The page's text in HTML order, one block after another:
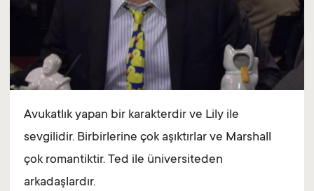
Avukatlık yapan bir karakterdir ve Lily ile
sevgilidir. Birbirlerine çok aşıktırlar ve Marshall
çok romantiktir. Ted ile üniversiteden
arkadaşlardır.